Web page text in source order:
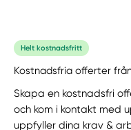
Helt kostnadsfritt
Kostnadsfria offerter
Skapa en kostnadsfri
och kom i kontakt med
uppfyller dina krav &